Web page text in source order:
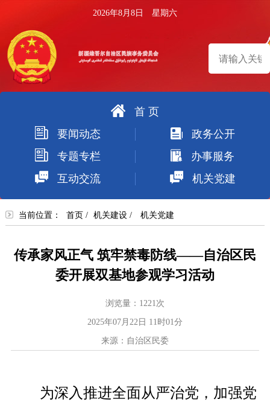
2026年8月8日 星期六
索
首 页
要闻动态
政务公开
专题专栏
办事服务
互动交流
机关党建
当前位置： 首页 / 机关建设/ 机关党建
传承家风正气 筑牢禁毒防线——自治区民
委开展双基地参观学习活动
浏览量： 1221次
2025年07月22日 11时01分
来源：自治区民委
为深入推进全面从严治党，加强党